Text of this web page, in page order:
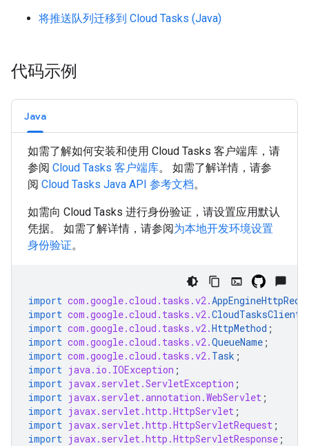
将推送队列迁移到 Cloud Tasks (Java)
代码示例
Java
如需了解如何安装和使用 Cloud Tasks 客户端库，请
参阅 Cloud Tasks 客户端库。 如需了解详情，请参
阅 Cloud Tasks Java API 参考文档。
如需向 Cloud Tasks 进行身份验证，请设置应用默认
凭据。 如需了解详情，请参阅为本地开发环境设置
身份验证。
import com.google.cloud.tasks.v2.
import com.google.cloud.tasks.v2.CloudTasksClient
import com.google.cloud.tasks.v2.HttpMethod ;
import com.google.cloud.tasks.v2.QueueName ;
import com.google.cloud.tasks.v2. Task ;
import java.io.IOException ;
import javax.servlet.ServletException ;
import javax.servlet.annotation.WebServlet ;
import javax.servlet.http.HttpServlet ;
import javax.servlet.http.HttpServletRequest ;
import javax.servlet.http.HttpServletResponse ;